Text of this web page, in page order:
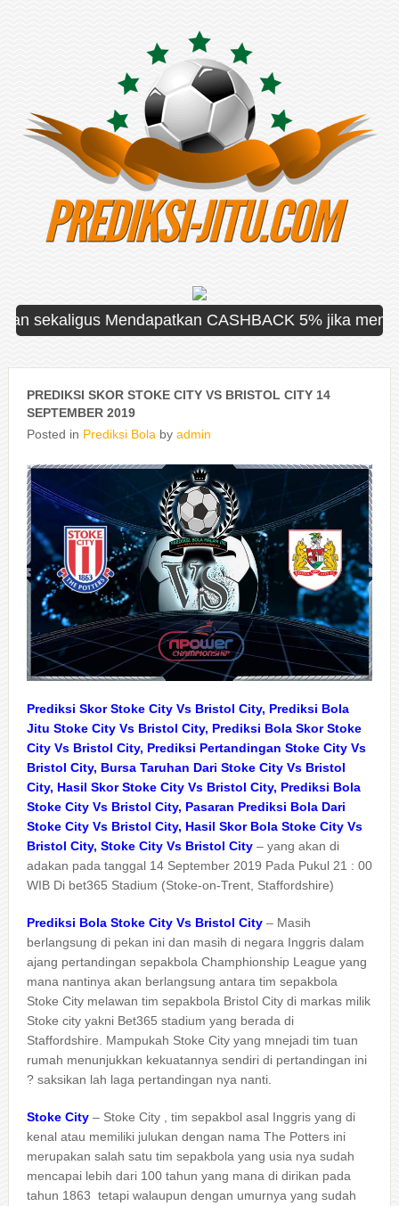
Mendapatkan CASHBACK 5% jika
PREDIKSI SKOR STOKE CITY VS BRISTOL CITY 14
SEPTEMBER 2019
Posted in Prediksi Bola by admin
Prediksi Skor Stoke City Vs Bristol City, Prediksi Bola
Jitu Stoke City Vs Bristol City, Prediksi Bola Skor Stoke
City Vs Bristol City, Prediksi Pertandingan Stoke City Vs
Bristol City, Bursa Taruhan Dari Stoke City Vs Bristol
City, Hasil Skor Stoke City Vs Bristol City, Prediksi Bola
Stoke City Vs Bristol City, Pasaran Prediksi Bola Dari
Stoke City Vs Bristol City, Hasil Skor Bola Stoke City Vs
Bristol City, Stoke City Vs Bristol City– yang akan di
adakan pada tanggal 14 September 2019 Pada Pukul 21 : 00
WIB Di bet365 Stadium (Stoke-on-Trent, Staffordshire)
Prediksi Bola Stoke City Vs Bristol City – Masih
berlangsung di pekan ini dan masih di negara Inggris dalam
ajang pertandingan sepakbola Champhionship League yang
mana nantinya akan berlangsung antara tim sepakbola
Stoke City melawan tim sepakbola Bristol City di markas milik
Stoke city yakni Bet365 stadium yang berada di
Staffordshire. Mampukah Stoke City yang mnejadi tim tuan
rumah menunjukkan kekuatannya sendiri di pertandingan ini
? saksikan lah laga pertandingan nya nanti.
Stoke City– Stoke City , tim sepakbol asal Inggris yang di
kenal atau memiliki julukan dengan nama The Potters ini
merupakan salah satu tim sepakbola yang usia nya sudah
mencapai lebih dari 100 tahun yang mana di dirikan pada
tahun 1863 tetapi walaupun dengan umurnya yang sudah